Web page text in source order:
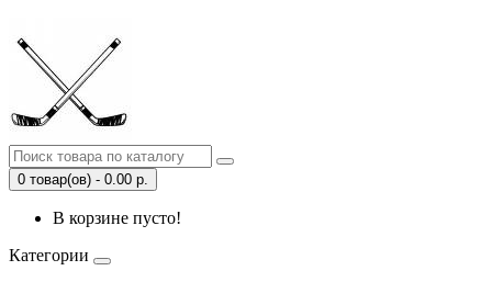
0 товар(ов) - 0.00 р.
В корзине пусто!
Категории